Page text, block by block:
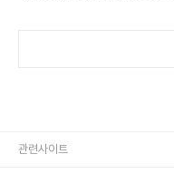
다. 뭐~ 지금도 그러고 싶은 마음은 간
관련사이트